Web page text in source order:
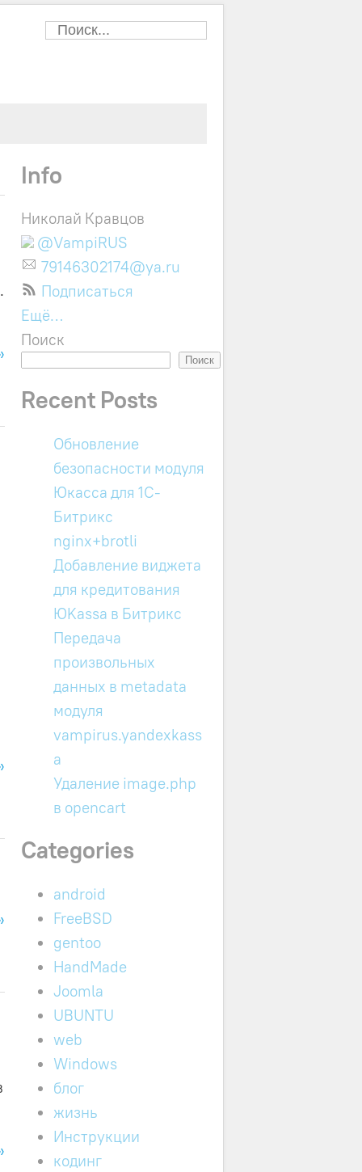
Info
Николай Кравцов
@VampiRUS
79146302174@ya.ru
Подписаться
Ещё…
Поиск
Поиск
Recent Posts
Обновление
безопасности модуля
Юкасса для 1C-
Битрикс
nginx+brotli
Добавление виджета
для кредитования
ЮKassa в Битрикс
Передача
произвольных
данных в metadata
модуля
vampirus.yandexkass
a
Удаление image.php
в opencart
Categories
android
FreeBSD
gentoo
HandMade
Joomla
UBUNTU
web
Windows
блог
жизнь
Инструкции
кодинг